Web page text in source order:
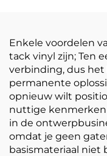
Enkele voordelen
tack vinyl zijn; Ten
verbinding, dus
permanente
opnieuw wilt
nuttige
in de
omdat je geen
basismateriaal niet